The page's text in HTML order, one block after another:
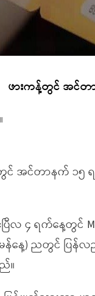
ဖားကန့်တွင် အင်တ
င် အင်တာနက် ၁၅
လ ၄ ရက်နေ့တွင်
န်နေ့) ညတွင် ပြန်
။